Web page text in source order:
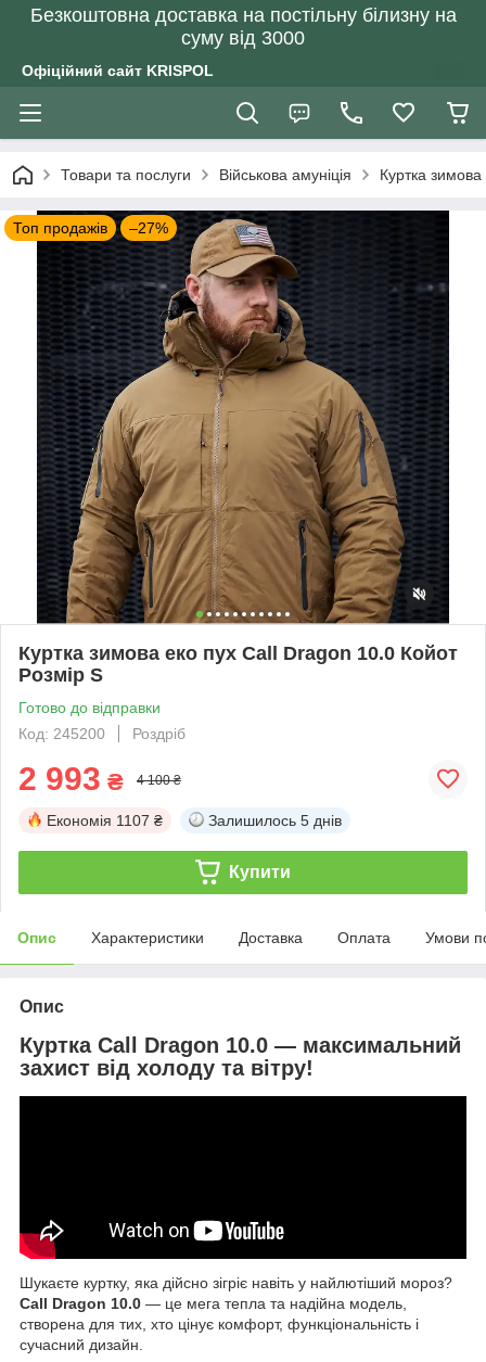
Безкоштовна доставка на постільну білизну на
суму від 3000
Офіційний сайт KRISPOL
Товари та послуги Військова амуніція Куртка
Топ продажів –27%
Куртка зимова еко пух Call Dragon 10.0 Койот
Розмір S
Готово до відправки
Код: 245200
Роздріб
2 993 ₴ 4 100 ₴
Економія 1107 ₴ Залишилось 5 днів
Купити
Опис Характеристики Доставка Оплата Умови
Опис
Куртка Call Dragon 10.0 — максимальний
захист від холоду та вітру!
Шукаєте куртку, яка дійсно зігріє навіть у найлютіший мороз?
Call Dragon 10.0 — це мега тепла та надійна модель,
створена для тих, хто цінує комфорт, функціональність і
сучасний дизайн.